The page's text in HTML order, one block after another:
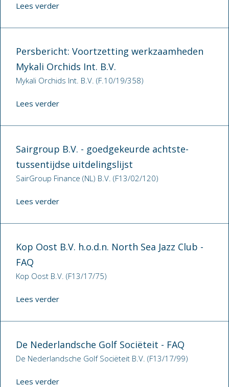
Lees verder
Persbericht: Voortzetting werkzaamheden
Mykali Orchids Int. B.V.
Mykali Orchids Int. B.V. (F.10/19/358)
Lees verder
Sairgroup B.V. - goedgekeurde achtste-
tussentijdse uitdelingslijst
SairGroup Finance (NL) B.V. (F13/02/120)
Lees verder
Kop Oost B.V. h.o.d.n. North Sea Jazz Club -
FAQ
Kop Oost B.V. (F13/17/75)
Lees verder
De Nederlandsche Golf Sociëteit - FAQ
De Nederlandsche Golf Sociëteit B.V. (F13/17/99)
Lees verder